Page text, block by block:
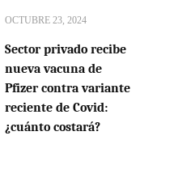
OCTUBRE 23, 2024
Sector privado recibe
nueva vacuna de
Pfizer contra variante
reciente de Covid:
¿cuánto costará?